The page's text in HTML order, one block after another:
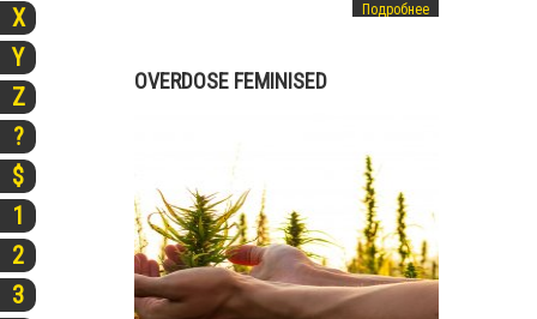
X
Y
Z
?
$
1
2
3
Подробнее
OVERDOSE FEMINISED